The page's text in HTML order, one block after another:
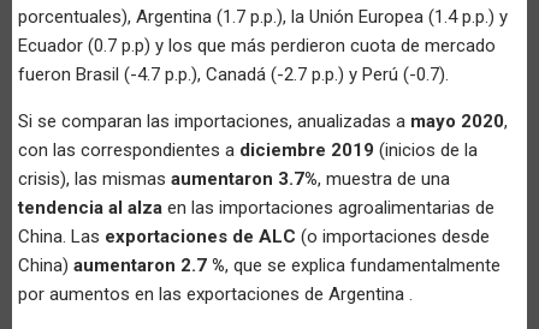
porcentuales), Argentina (1.7 p.p.), la Unión Europea (1.4 p.p.) y
Ecuador (0.7 p.p) y los que más perdieron cuota de mercado
fueron Brasil (-4.7 p.p.), Canadá (-2.7 p.p.) y Perú (-0.7).
Si se comparan las importaciones, anualizadas a mayo 2020,
con las correspondientes a diciembre 2019 (inicios de la
crisis), las mismas aumentaron 3.7%, muestra de una
tendencia al alza en las importaciones agroalimentarias de
China. Las exportaciones de ALC (o importaciones desde
China) aumentaron 2.7 %, que se explica fundamentalmente
por aumentos en las exportaciones de Argentina .